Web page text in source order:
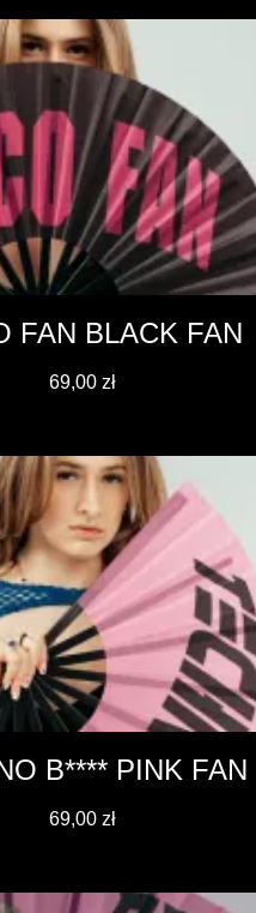
FAN BLACK FAN
69,00 zł
B**** PINK FAN
69,00 zł